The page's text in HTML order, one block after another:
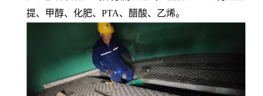
提、甲醇、化肥、PTA、醋酸、乙烯。